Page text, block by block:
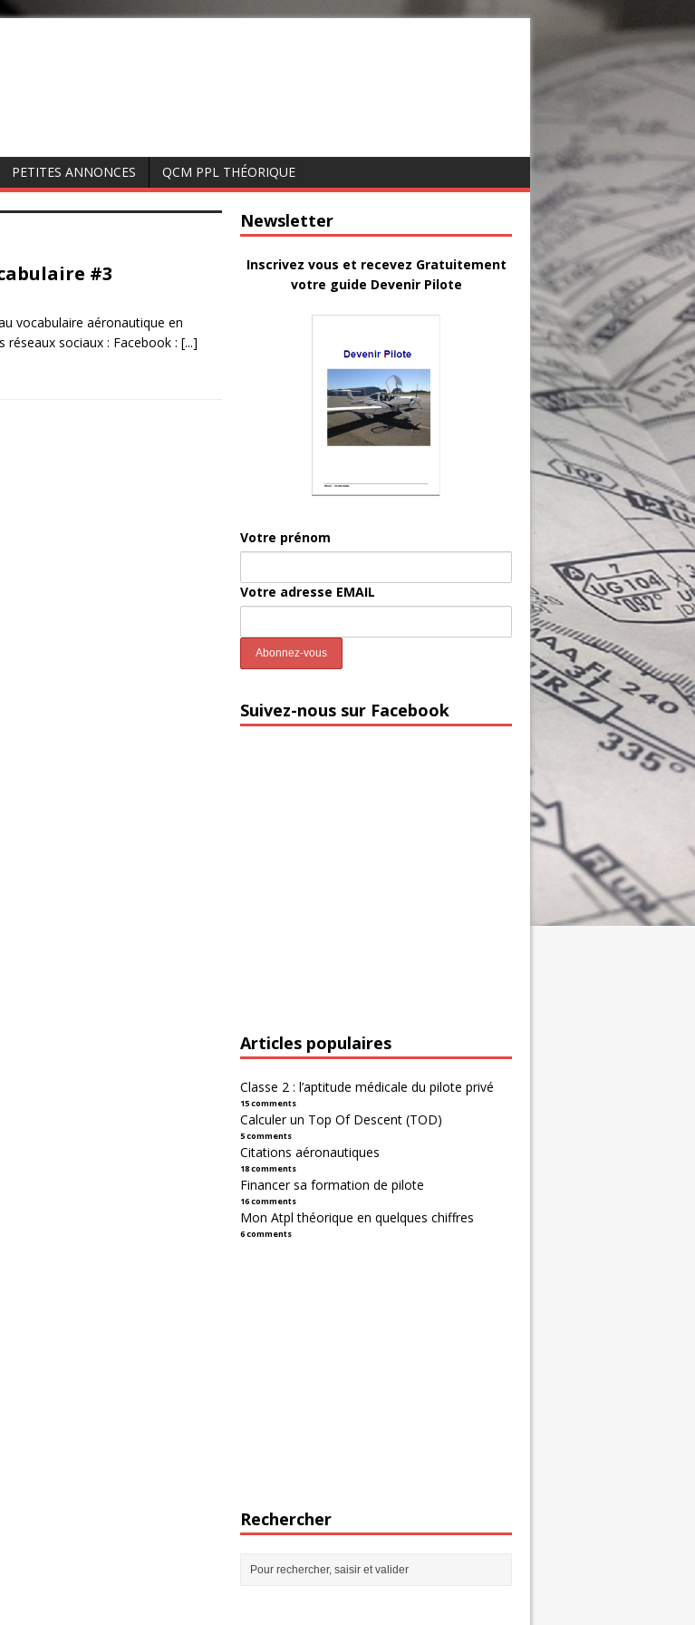
PETITES ANNONCES QCM PPL THÉORIQUE
#3
vocabulaire aéronautique en
sociaux : Facebook : [...]
Newsletter
Inscrivez vous et recevez Gratuitement
votre guide Devenir Pilote
Votre prénom
Votre adresse EMAIL
Suivez-nous sur Facebook
Articles populaires
Classe 2 : l’aptitude médicale du pilote privé
15 comments
Calculer un Top Of Descent (TOD)
5 comments
Citations aéronautiques
18 comments
Financer sa formation de pilote
16 comments
Mon Atpl théorique en quelques chiffres
6 comments
Rechercher